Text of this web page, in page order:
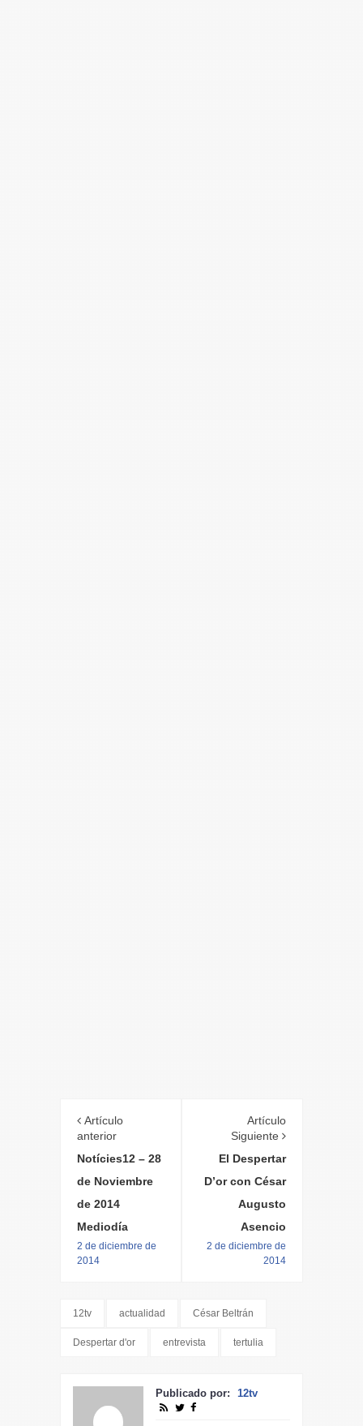
Artículo
anterior
Notícies12 – 28
de Noviembre
de 2014
Mediodía
2 de diciembre de
2014
Artículo
Siguiente
El Despertar
D’or con César
Augusto
Asencio
2 de diciembre de
2014
12tv actualidad César Beltrán
Despertar d'or entrevista tertulia
Publicado por: 12tv